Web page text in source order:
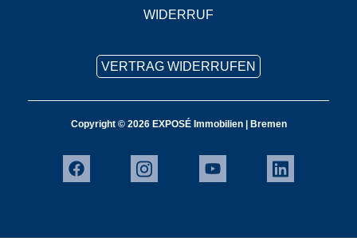
WIDERRUF
VERTRAG WIDERRUFEN
Copyright © 2026 EXPOSÉ Immobilien | Bremen